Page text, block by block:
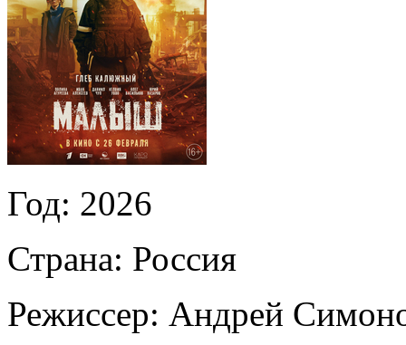
Год: 2026
Страна: Россия
Режиссер: Андрей